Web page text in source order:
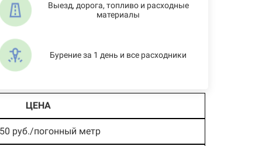
Выезд, дорога, топливо и расходные
материалы
Бурение за 1 день и все расходники
ЦЕНА
руб./погонный метр